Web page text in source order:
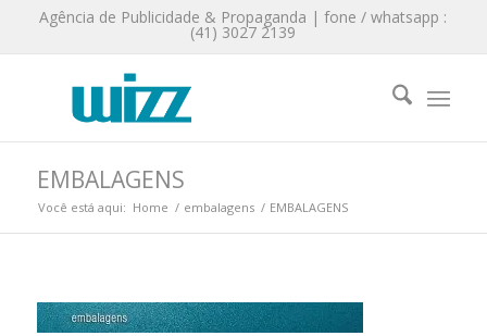
Agência de Publicidade & Propaganda | fone / whatsapp :
(41) 3027 2139
EMBALAGENS
Você está aqui: Home / embalagens / EMBALAGENS